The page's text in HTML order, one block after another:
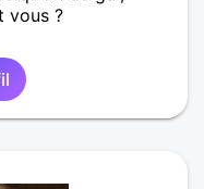
vous ?